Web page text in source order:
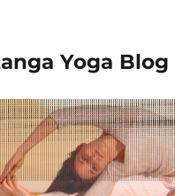
Yoga Blog